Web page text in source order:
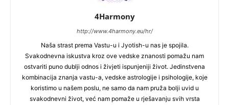
4Harmony
http://www.4harmony.eu/hr/
Naša strast prema Vastu-u i Jyotish-u nas je spojila.
Svakodnevna iskustva kroz ove vedske znanosti pomažu nam
ostvariti puno dublji odnos i živjeti ispunjeniji život. Jedinstvena
kombinacija znanja vastu-a, vedske astrologije i psihologije, koje
koristimo u našem poslu, ne samo da nam pruža bolji uvid u
svakodnevni život, već nam pomaže u rješavanju svih vrsta